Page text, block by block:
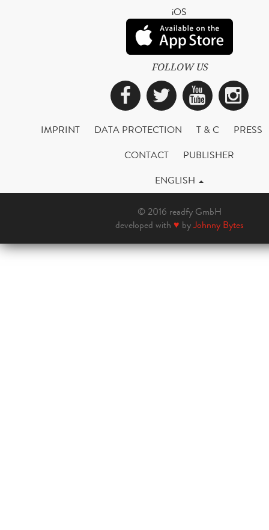
iOS
FOLLOW US
Facebook
Twitter
IMPRINT DATA PROTECTION T & C
PRESS
CONTACT
PUBLISHER
ENGLISH
© 2016 readfy GmbH
developed with ♥ byJohnny Bytes